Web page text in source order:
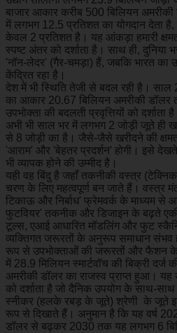
बाजार आकार करीब 500 बिलियन
में लगभग 12.5 प्रतिशत का योगदान देता है,
केवल 2 प्रतिशत है। यह आंकड़ा हमारी
स्पष्ट अंतर को दर्शाता है। साथ ही,
'नॉन-लेदर' (गैर-चमड़ा) हैं, जबकि भारत का
केंद्रित रहा है।
देश में भी स्थिति तेजी से बदल रही है। साल
का आकार 20.67 बिलियन अमरीकी
उपभोक्ता की बदलती प्रवृत्तियों को
अभी भी साल भर में लगभग 2 जोड़ी जूते ही
से 8 जोड़ी का है। जैसे-जैसे खरीदने की
'आराम' और 'बेहतर प्रदर्शन' होगी। इसे
भी व्यापक होने की उम्मीद है।
यही वह बिंदु है जहाँ तकनीकी वस्त्र
चरण के लिए महत्वपूर्ण बन जाते हैं। वस्त्र
टिकाऊ और निर्बाध' फ्रेमवर्क के माध्यम से
फुटवियर' तकनीक और डिजाइन के बढ़ते
टूल्स, एआई आधारित मॉडलिंग और फुट
व्यक्तिगत जरूरतों के अनुरूप समाधान संभव
रूप से उपभोक्ताओं की जरूरतों और फैशन के
में 28.9 मिलियन स्मार्टवॉच की बिक्री
अमरीकी डॉलर का राजस्व प्राप्त हुआ। यह
को दर्शाता है जो दैनिक उपयोग के साथ-
स्नीकर (हलके रबड़ के जूते) श्रेणी के जूते
रूप से दिखाते हैं। अनुमान है कि यह वर्ष
डॉलर से बढ़कर 2030 तक यह लगभग 6